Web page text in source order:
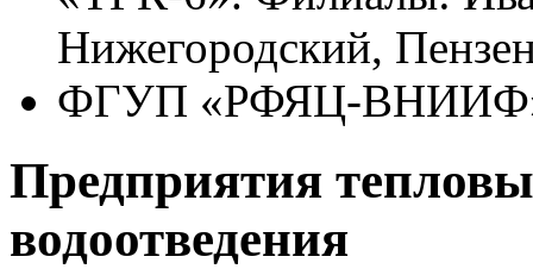
Нижегородский,
ФГУП «РФЯЦ-ВНИИФ»
Предприятия
водоотведения